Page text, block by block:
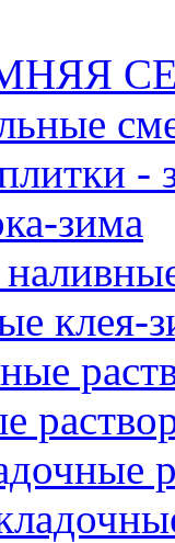
-
зима
клея-